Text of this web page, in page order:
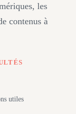
les
contenus à
utiles